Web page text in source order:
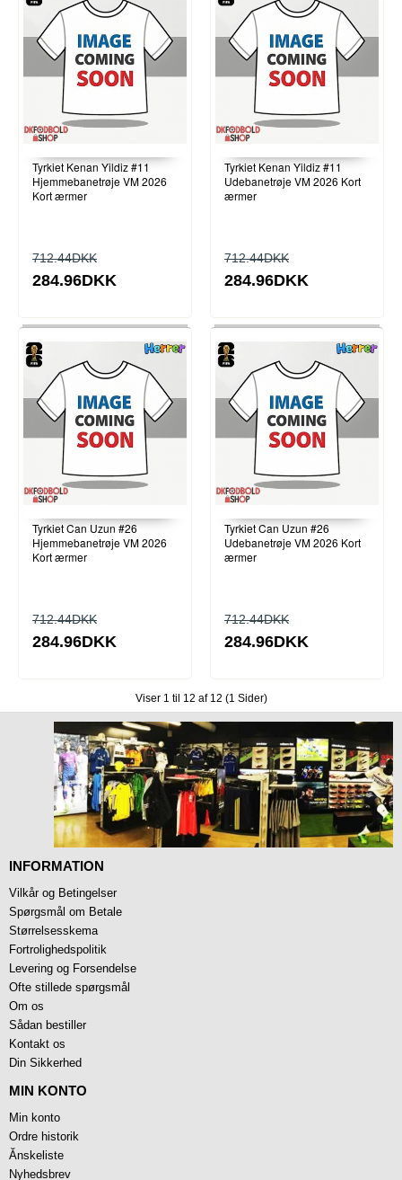
Tyrkiet Kenan Yildiz #11
Hjemmebanetrøje VM 2026
Kort ærmer
712.44DKK
284.96DKK
Tyrkiet Kenan Yildiz #11
Udebanetrøje VM 2026 Kort
ærmer
712.44DKK
284.96DKK
Tyrkiet Can Uzun #26
Hjemmebanetrøje VM 2026
Kort ærmer
712.44DKK
284.96DKK
Tyrkiet Can Uzun #26
Udebanetrøje VM 2026 Kort
ærmer
712.44DKK
284.96DKK
Viser 1 til 12 af 12 (1 Sider)
INFORMATION
Vilkår og Betingelser
Spørgsmål om Betale
Størrelsesskema
Fortrolighedspolitik
Levering og Forsendelse
Ofte stillede spørgsmål
Om os
Sådan bestiller
Kontakt os
Din Sikkerhed
MIN KONTO
Min konto
Ordre historik
Ănskeliste
Nyhedsbrev